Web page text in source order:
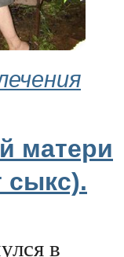
матери
cыкс).
в